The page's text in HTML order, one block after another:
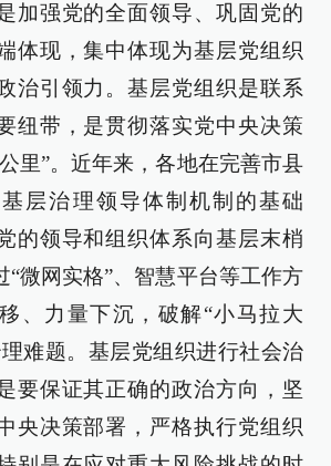
加强党的全面领导、巩固党的
体现，集中体现为基层党组织
治引领力。基层党组织是联系
纽带，是贯彻落实党中央决策
里”。近年来，各地在完善市县
层治理领导体制机制的基础
的领导和组织体系向基层末梢
“微网实格”、智慧平台等工作方
、力量下沉，破解“小马拉大
难题。基层党组织进行社会治
要保证其正确的政治方向，坚
央决策部署，严格执行党组织